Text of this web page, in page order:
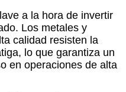
a la hora de invertir
Los metales y
calidad resisten la
lo que garantiza un
en operaciones de alta